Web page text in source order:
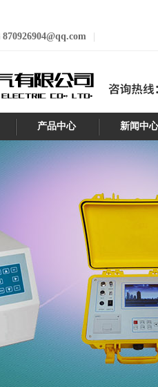
870926904@qq.com
产品中心 新闻中